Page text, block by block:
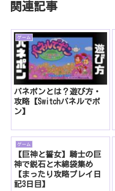
関連記事
ゲーム
パネポンとは？遊び方・
攻略【Switchパネルでポ
ン】
ゲーム
【巨神と誓女】騎士の巨
神で鋭石と木綿袋集め
【まったり攻略プレイ日
記3日目】